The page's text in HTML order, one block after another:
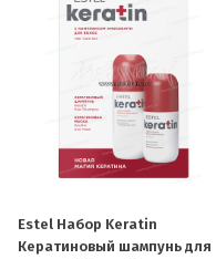
Estel Набор Keratin
Кератиновый шампунь для